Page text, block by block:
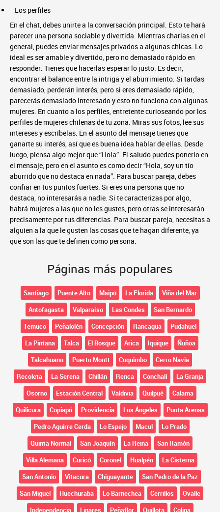
Los perfiles
En el chat, debes unirte a la conversación principal. Esto te hará
parecer una persona sociable y divertida. Mientras charlas en el
general, puedes enviar mensajes privados a algunas chicas. Lo
ideal es ser amable y divertido, pero no demasiado rápido en
responder. Tienes que hacerlas esperar lo justo. Es decir,
encontrar el balance entre la intriga y el aburrimiento. Si tardas
demasiado, perderán interés, pero si eres demasiado rápido,
parecerás demasiado interesado y esto no funciona con algunas
mujeres. En cuanto a los perfiles, entretente curioseando por los
perfiles de mujeres chilenas de tu zona. Miras sus fotos, lee sus
intereses y escríbelas. En el asunto del mensaje tienes que
ganarte su interés, así que es buena idea hablar de ellas. Desde
luego, piensa algo mejor que “Hola”. El saludo puedes ponerlo en
el mensaje, pero en el asunto es como decir “Hola, soy un tío
aburrido que no destaca en nada”. Para buscar pareja, debes
confiar en tus puntos fuertes. Si eres una persona que no
destaca, no interesarás a nadie. Si te caracterizas por algo,
habrá mujeres a las que no les gustes, pero otras se interesarán
precisamente por tus diferencias. Para buscar pareja, necesitas a
alguien a la que le gusten las cosas que te hagan diferente, ya
que son las que te definen como persona.
Páginas más populares
Santiago Puente Alto Maipú La Florida
Viña del Mar
Antofagasta
Valparaíso Las Condes
San Bernardo
Temuco
Peñalolén Concepción Rancagua
Pudahuel
La Pintana
Talca El Bosque Arica Iquique
Ñuñoa
Talcahuano
Puerto Montt Coquimbo
Cerro Navia
Recoleta
La Serena Chillán Renca Conchalí
La Granja
Osorno
Estación Central Valdivia Quilpué
Calama
Quilicura
Copiapó Providencia Los Ángeles
Punta Arenas
Pedro Aguirre Cerda
Lo Espejo Macul
Lo Prado
Quinta Normal
San Joaquín La Reina
San Ramón
Villa Alemana
Curicó Coronel Hualpén
La Cisterna
San Antonio
Vitacura Chiguayante
San Pedro de la Paz
San Miguel
Huechuraba Lo Barnechea Cerrillos
Ovalle
Independencia
Linares Peñaflor Quillota Colina